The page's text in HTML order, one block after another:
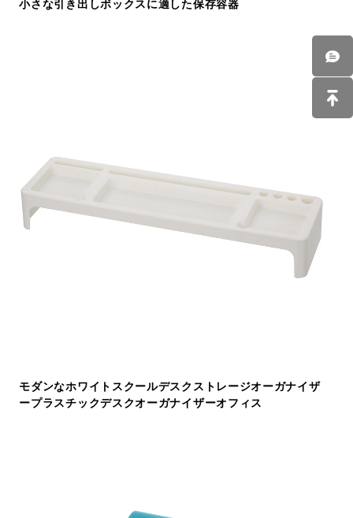
小さな引き出しボックスに適した保存容器
モダンなホワイトスクールデスクストレージオーガナイザ
ープラスチックデスクオーガナイザーオフィス